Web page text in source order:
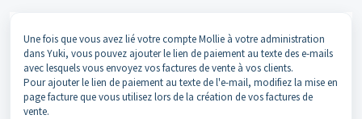
Une fois que vous avez lié votre compte Mollie à votre administration
dans Yuki, vous pouvez ajouter le lien de paiement au texte des e-mails
avec lesquels vous envoyez vos factures de vente à vos clients.
Pour ajouter le lien de paiement au texte de l'e-mail, modifiez la mise en
page facture que vous utilisez lors de la création de vos factures de
vente.